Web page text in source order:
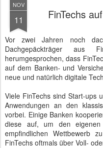
NOV
11 FinTechs
Vor zwei Jahren noch
Dachgepäckträger aus
herumgesprochen, dass
auf dem Banken- und
neue und natürlich digitale
Viele FinTechs sind Start-ups
Anwendungen an den
vorbei. Einige Banken
diese auf, um den eigenen
empfindlichen Wettbewerb
FinTechs oftmals über Voll-